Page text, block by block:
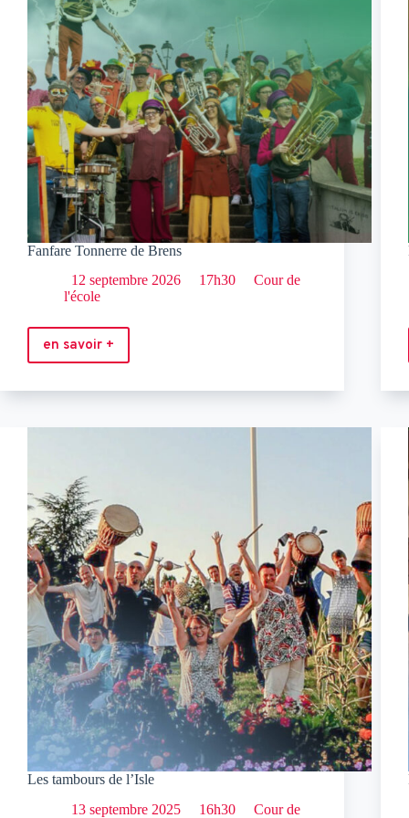
Fanfare Tonnerre de Brens
12 septembre 2026
17h30
Cour de
l'école
en savoir +
Fanfare
de
Les tambours de l’Isle
13 septembre 2025
16h30
Cour de